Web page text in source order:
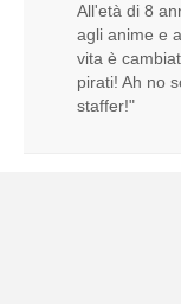
All'età di 8
agli anime e
vita è
pirati! Ah no
staffer!"